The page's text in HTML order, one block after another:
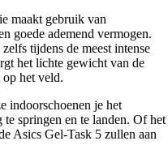
maakt gebruik van
goede ademend vermogen.
tijdens de meest intense
het lichte gewicht van de
het veld.
indoorschoenen je het
springen en te landen. Of het
Asics Gel-Task 5 zullen aan